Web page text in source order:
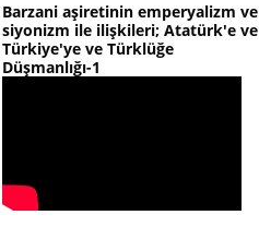
Barzani aşiretinin emperyalizm ve
siyonizm ile ilişkileri; Atatürk'e ve
Türkiye'ye ve Türklüğe
Düşmanlığı-1